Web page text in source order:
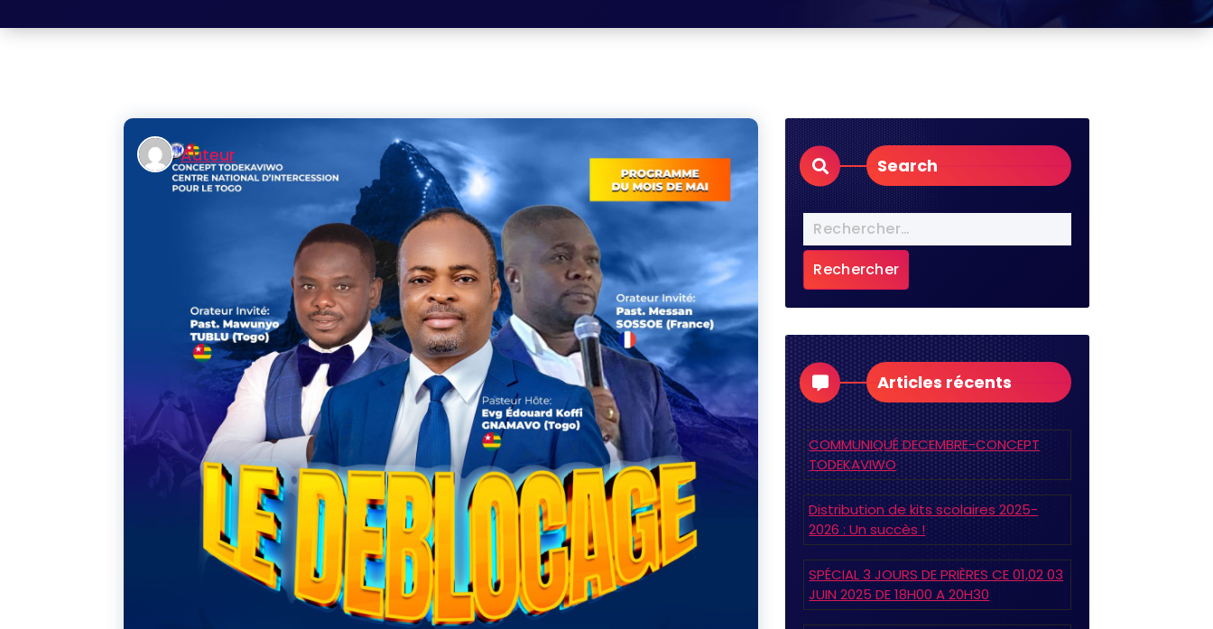
Auteur Search
Rechercher :
Articles récents
COMMUNIQUÉ DECEMBRE-CONCEPT
TODEKAVIWO
Distribution de kits scolaires 2025-
2026 : Un succès !
SPÉCIAL 3 JOURS DE PRIÈRES CE 01,02 03
JUIN 2025 DE 18H00 A 20H30